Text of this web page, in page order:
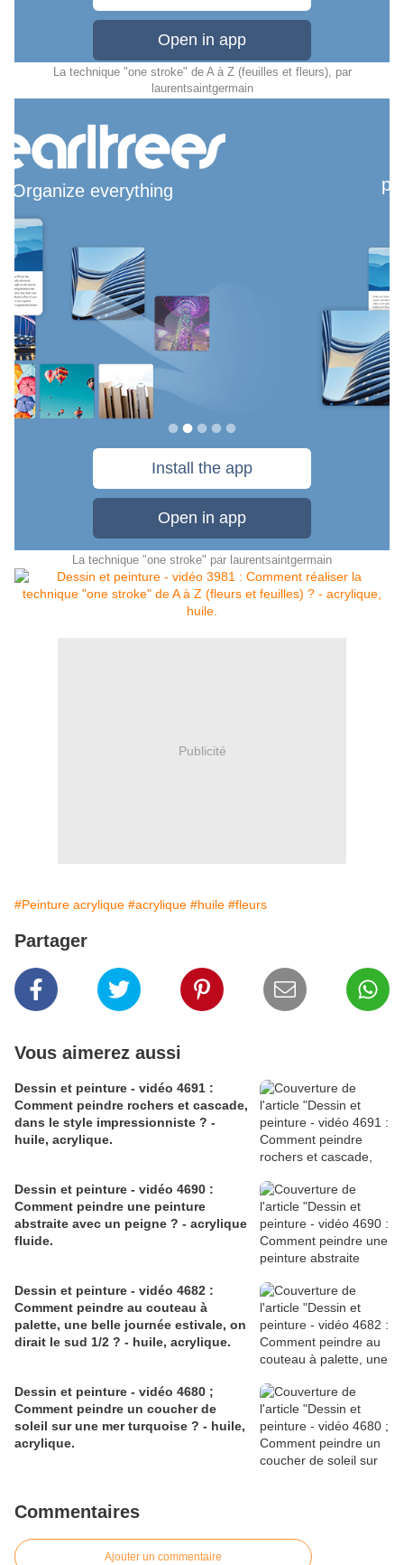
La technique "one stroke" de A à Z (feuilles et fleurs), par
laurentsaintgermain
La technique "one stroke" par laurentsaintgermain
Publicité
#Peinture acrylique #acrylique #huile #fleurs
Partager
Vous aimerez aussi
Dessin et peinture - vidéo 4691 :
Comment peindre rochers et cascade,
dans le style impressionniste ? -
huile, acrylique.
Dessin et peinture - vidéo 4690 :
Comment peindre une peinture
abstraite avec un peigne ? - acrylique
fluide.
Dessin et peinture - vidéo 4682 :
Comment peindre au couteau à
palette, une belle journée estivale, on
dirait le sud 1/2 ? - huile, acrylique.
Dessin et peinture - vidéo 4680 ;
Comment peindre un coucher de
soleil sur une mer turquoise ? - huile,
acrylique.
Commentaires
Ajouter un commentaire